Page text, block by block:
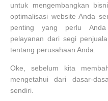
untuk mengembangkan
optimalisasi website Anda
penting yang perlu Anda
pelayanan dari segi
tentang perusahaan Anda.
Oke, sebelum kita
mengetahui dari dasar-
sendiri.